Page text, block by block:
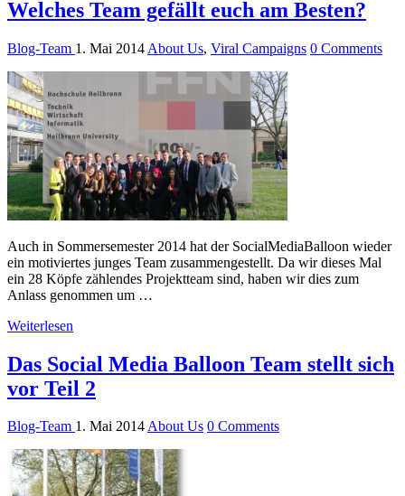
Welches Team gefällt euch am Besten?
Blog-Team 1. Mai 2014 About Us, Viral Campaigns 0 Comments
Auch in Sommersemester 2014 hat der SocialMediaBalloon wieder
ein motiviertes junges Team zusammengestellt. Da wir dieses Mal
ein 28 Köpfe zählendes Projektteam sind, haben wir dies zum
Anlass genommen um …
Weiterlesen
Das Social Media Balloon Team stellt sich
vor Teil 2
Blog-Team 1. Mai 2014About Us 0 Comments